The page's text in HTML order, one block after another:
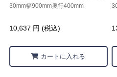
30mm幅900mm奥行400mm
10,637 円 (税込)
カートに入れる